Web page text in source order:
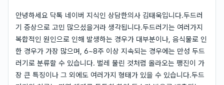
안녕하세요 닥톡 네이버 지식인 상담한의사 김태욱입니다.두드러
기 증상으로 고민 많으셨을거라 생각됩니다.두드러기는 여러가지
복합적인 원인으로 인해 발생하는 경우가 대부분이나, 음식물로 인
한 경우가 가장 많으며, 6~8주 이상 지속되는 경우에는 만성 두드
러기로 분류할 수 있습니다. 벌레 물린 것처럼 올라오는 팽진이 가
장 큰 특징이나 그 외에도 여러가지 형태가 있을 수 있습니다.두드